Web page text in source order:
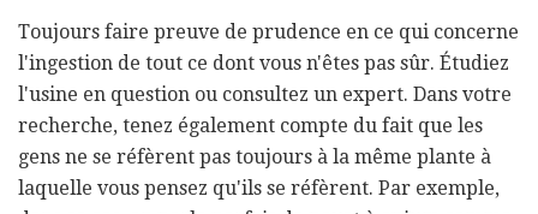
Toujours faire preuve de prudence en ce qui concerne
l'ingestion de tout ce dont vous n'êtes pas sûr. Étudiez
l'usine en question ou consultez un expert. Dans votre
recherche, tenez également compte du fait que les
gens ne se réfèrent pas toujours à la même plante à
laquelle vous pensez qu'ils se réfèrent. Par exemple,